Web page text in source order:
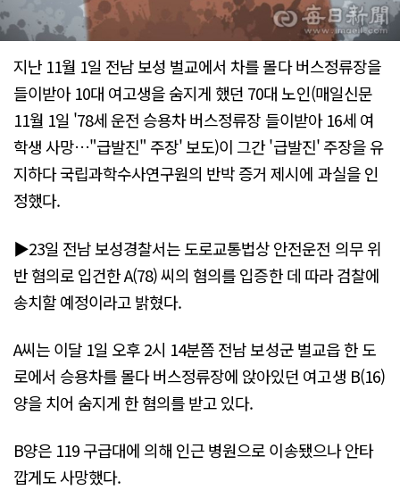
지난 11월 1일 전남 보성 벌교에서 차를 몰다 버스정류장을
들이받아 10대 여고생을 숨지게 했던 70대 노인(매일신문
11월 1일 '78세 운전 승용차 버스정류장 들이받아 16세 여
학생 사망…"급발진" 주장' 보도)이 그간 '급발진' 주장을 유
지하다 국립과학수사연구원의 반박 증거 제시에 과실을 인
정했다.
▶23일 전남 보성경찰서는 도로교통법상 안전운전 의무 위
반 혐의로 입건한 A(78) 씨의 혐의를 입증한 데 따라 검찰에
송치할 예정이라고 밝혔다.
A씨는 이달 1일 오후 2시 14분쯤 전남 보성군 벌교읍 한 도
로에서 승용차를 몰다 버스정류장에 앉아있던 여고생 B(16)
양을 치어 숨지게 한 혐의를 받고 있다.
B양은 119 구급대에 의해 인근 병원으로 이송됐으나 안타
깝게도 사망했다.